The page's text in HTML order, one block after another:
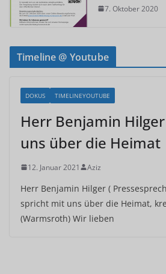
7. Oktober 2020
Timeline @ Youtube
DOKUS TIMELINEYOUTUBE
Herr Benjamin
uns über die Heimat
12. Januar 2021 Aziz
Herr Benjamin Hilger (
spricht mit uns über die Heimat,
(Warmsroth) Wir lieben